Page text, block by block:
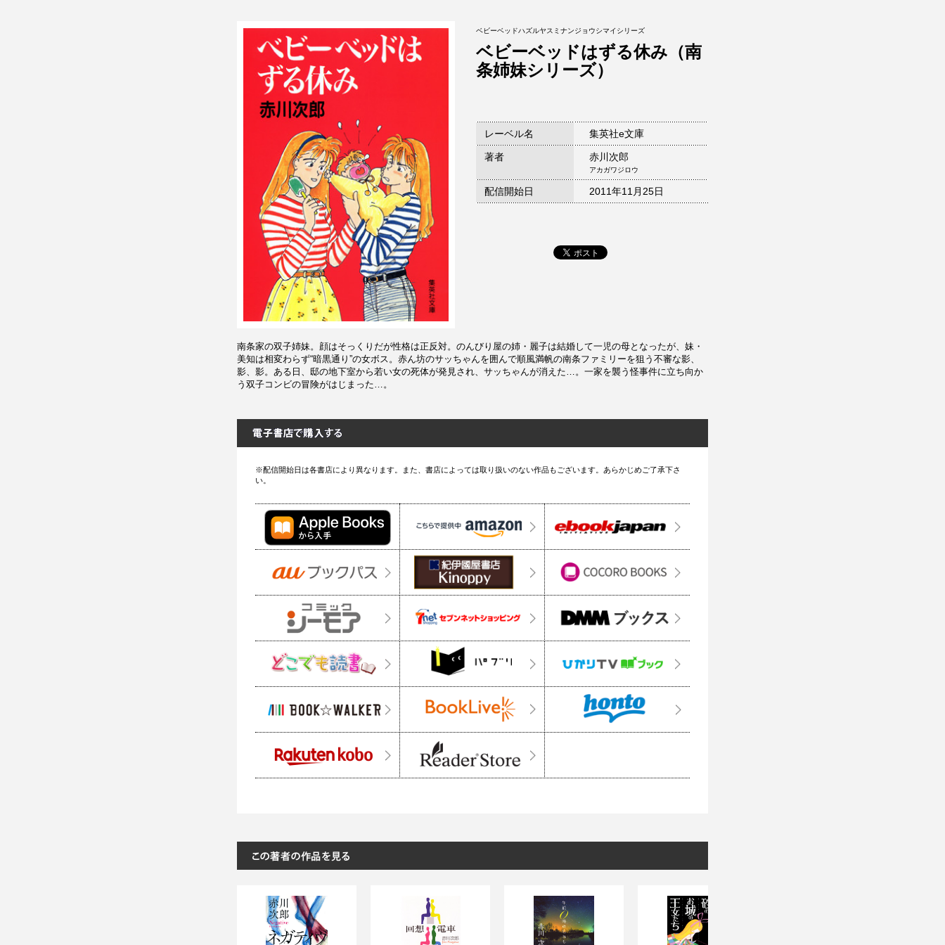
ベビーベッドハズルヤスミナンジョウシマイシリーズ
ベビーベッドはずる休み（南
条姉妹シリーズ）
レーベル名 集英社e文庫
著者 赤川次郎
アカガワジロウ
配信開始日 2011年11月25日
南条家の双子姉妹。顔はそっくりだが性格は正反対。のんびり屋の姉・麗子は結婚して一児の母となったが、妹・
美知は相変わらず“暗黒通り”の女ボス。赤ん坊のサッちゃんを囲んで順風満帆の南条ファミリーを狙う不審な影、
影、影。ある日、邸の地下室から若い女の死体が発見され、サッちゃんが消えた…。一家を襲う怪事件に立ち向か
う双子コンビの冒険がはじまった…。
※配信開始日は各書店により異なります。また、書店によっては取り扱いのない作品もございます。あらかじめご了承下さ
い。